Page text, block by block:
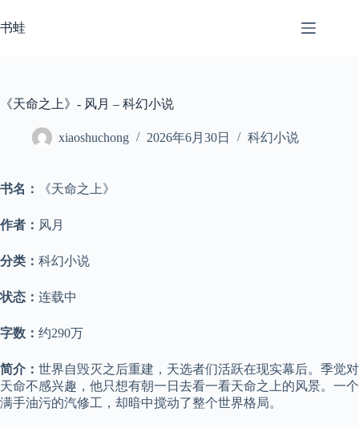
至
书蛙
《天命之上》- 风月 – 科幻小说
xiaoshuchong 2026年6月30日 科幻小说
书名： 《天命之上》
作者： 风月
分类： 科幻小说
状态： 连载中
字数： 约290万
简介： 世界自毁灭之后重建，天选者们活跃在现实幕后。季觉对
天命不感兴趣，他只想有朝一日去看一看天命之上的风景。一个
满手油污的汽修工，却暗中搅动了整个世界格局。